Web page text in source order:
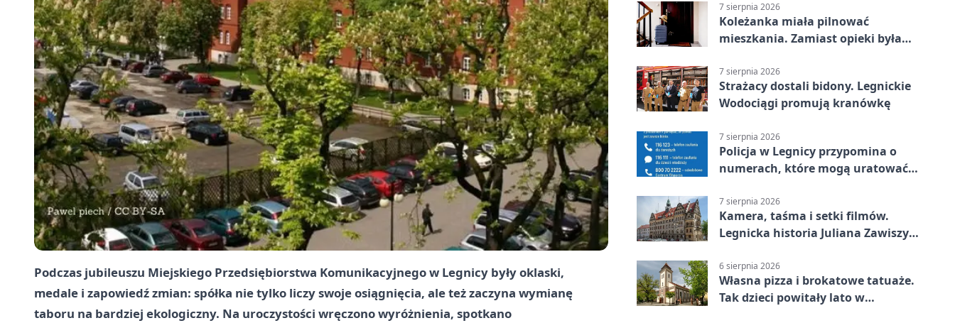
Podczas jubileuszu Miejskiego Przedsiębiorstwa Komunikacyjnegow Legnicy były oklaski,
medale i zapowiedź zmian: spółka nie tylko liczy swoje osiągnięcia, ale też zaczyna wymianę
taboru na bardziej ekologiczny. Na uroczystości wręczono wyróżnienia, spotkano
7 sierpnia 2026
Koleżanka miała pilnować
mieszkania. Zamiast opieki była
7 sierpnia 2026
Strażacy dostali bidony. Legnickie
Wodociągi promują kranówkę
7 sierpnia 2026
Policja w Legnicy przypomina o
numerach, które mogą uratować
7 sierpnia 2026
Kamera, taśma i setki filmów.
Legnicka historia Juliana Zawiszy
6 sierpnia 2026
Własna pizza i brokatowe tatuaże.
Tak dzieci powitały lato w